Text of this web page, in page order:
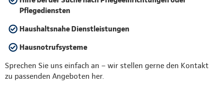
Pflegediensten
Haushaltsnahe Dienstleistungen
Hausnotrufsysteme
Sprechen Sie uns einfach an – wir stellen gerne den Kontakt
zu passenden Angeboten her.